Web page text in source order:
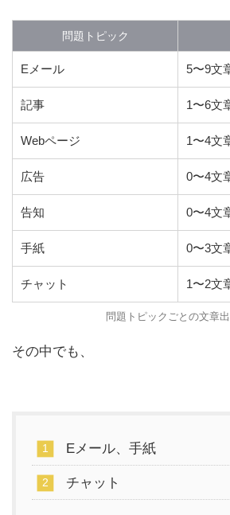
問題トピック
Eメール 5〜9文
記事 1〜6文
Webページ 1〜4文
広告 0〜4文
告知 0〜4文
手紙 0〜3文
チャット 1〜2文
問題トピックごとの文章
その中でも、
Eメール、手紙
チャット